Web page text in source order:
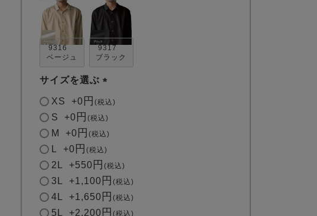
9316
ベージュ
9317
ブラック
サイズを選ぶ
(
)
XS +0 税込
S +0 税込
M +0 税込
+0 税込
2L +550 税込
3L +1,100 税込
4L +1,650 税込
5L +2,200 税込